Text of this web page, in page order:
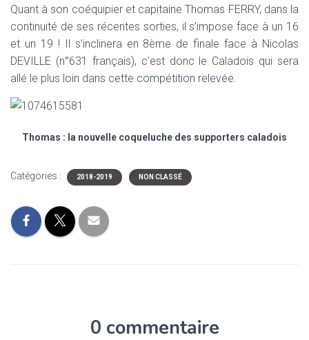
Quant à son coéquipier et capitaine Thomas FERRY, dans la
continuité de ses récentes sorties, il s’impose face à un 16
et un 19 ! Il s’inclinera en 8ème de finale face à Nicolas
DEVILLE (n°631 français), c’est donc le Caladois qui sera
allé le plus loin dans cette compétition relevée.
Thomas : la nouvelle coqueluche des supporters caladois
Catégories : 2018-2019 NON CLASSÉ
0 commentaire